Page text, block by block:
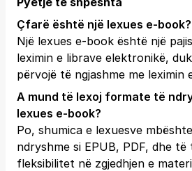
Çfarë është një lexues e-book?
Një lexues e-book është një
leximin e librave elektronikë,
përvojë të ngjashme me leximin
A mund të lexoj formate të
lexues e-book?
Po, shumica e lexuesve
ndryshme si EPUB, PDF, dhe
fleksibilitet në zgjedhjen e